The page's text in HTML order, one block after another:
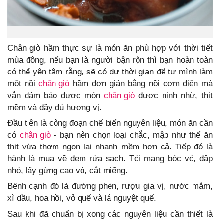
Chân giò hầm thực sự là món ăn phù hợp với thời tiết
mùa đông, nếu bạn là người bận rộn thì bạn hoàn toàn
có thể yên tâm rằng, sẽ có dư thời gian để tự mình làm
một nồichân giò hầm đơn giản bằng nồi cơm điện mà
vẫn đảm bảo được mónchân giò được ninh nhừ, thịt
mềm và đầy đủ hương vị.
Đầu tiên là công đoạn chế biến nguyên liệu, món ăn cần
có chân giò- bạn nên chọn loại chắc, mập như thế ăn
thịt vừa thơm ngon lại nhanh mềm hơn cả. Tiếp đó là
hành lá mua về đem rửa sạch. Tỏi mang bóc vỏ, đập
nhỏ, lấy gừng cạo vỏ, cắt miếng.
Bênh cạnh đó là đường phèn, rượu gia vị, nước mắm,
xì dầu, hoa hồi, vỏ quế và lá nguyệt quế.
Sau khi đã chuẩn bị xong các nguyên liệu cần thiết là